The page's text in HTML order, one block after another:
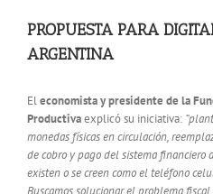
PROPUESTA PARA
ARGENTINA
Eleconomista y presidente de la
Productivaexplicó su iniciativa:
monedas físicas en circulación,
de cobro y pago del sistema financiero
existen o se creen como el teléfono
Buscamos solucionar el problema